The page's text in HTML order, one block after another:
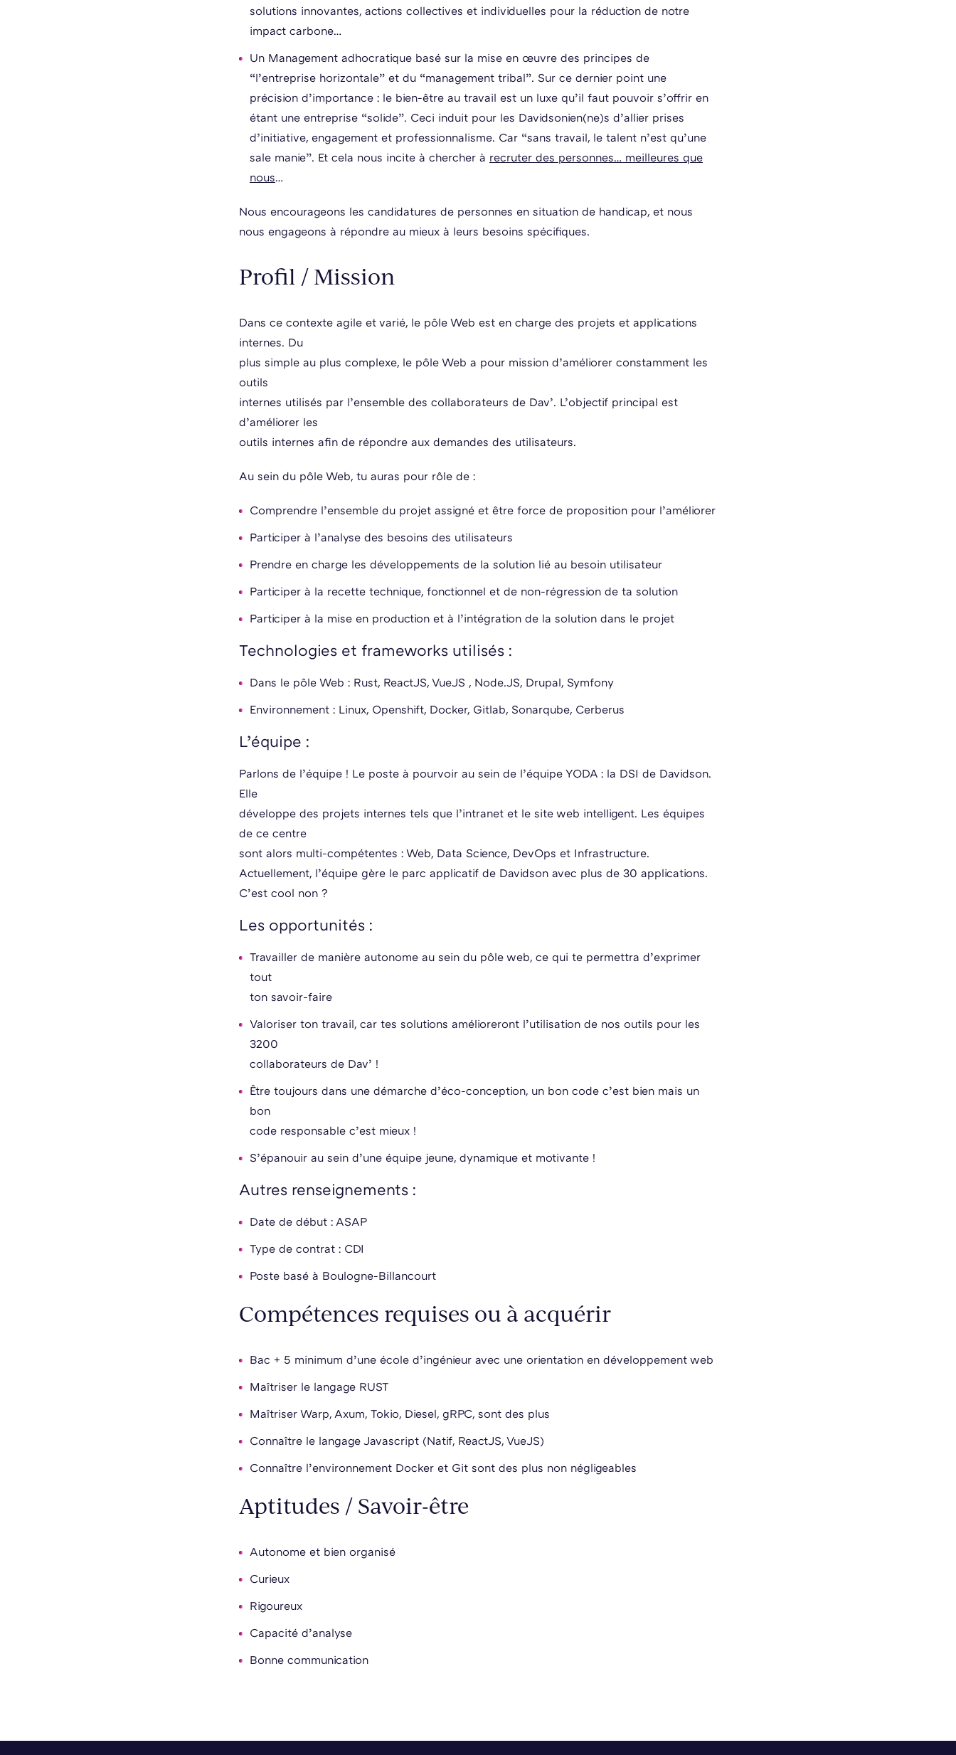
solutions innovantes, actions collectives et individuelles pour la réduction de notre
impact carbone…
Un Management adhocratique basé sur la mise en œuvre des principes de
“l’entreprise horizontale” et du “management tribal”. Sur ce dernier point une
précision d’importance : le bien-être au travail est un luxe qu’il faut pouvoir s’offrir en
étant une entreprise “solide”. Ceci induit pour les Davidsonien(ne)s d’allier prises
d’initiative, engagement et professionnalisme. Car “sans travail, le talent n’est qu’une
sale manie”. Et cela nous incite à chercher à recruter des personnes… meilleures que
nous…
Nous encourageons les candidatures de personnes en situation de handicap, et nous
nous engageons à répondre au mieux à leurs besoins spécifiques.
Profil / Mission
Dans ce contexte agile et varié, le pôle Web est en charge des projets et applications
internes. Du
plus simple au plus complexe, le pôle Web a pour mission d’améliorer constamment les
outils
internes utilisés par l’ensemble des collaborateurs de Dav’. L’objectif principal est
d’améliorer les
outils internes afin de répondre aux demandes des utilisateurs.
Au sein du pôle Web, tu auras pour rôle de :
Comprendre l’ensemble du projet assigné et être force de proposition pour l’améliorer
Participer à l’analyse des besoins des utilisateurs
Prendre en charge les développements de la solution lié au besoin utilisateur
Participer à la recette technique, fonctionnel et de non-régression de ta solution
Participer à la mise en production et à l’intégration de la solution dans le projet
Technologies et frameworks utilisés :
Dans le pôle Web : Rust, ReactJS, VueJS , Node.JS, Drupal, Symfony
Environnement : Linux, Openshift, Docker, Gitlab, Sonarqube, Cerberus
L’équipe :
Parlons de l’équipe ! Le poste à pourvoir au sein de l’équipe YODA : la DSI de Davidson.
Elle
développe des projets internes tels que l’intranet et le site web intelligent. Les équipes
de ce centre
sont alors multi-compétentes : Web, Data Science, DevOps et Infrastructure.
Actuellement, l’équipe gère le parc applicatif de Davidson avec plus de 30 applications.
C’est cool non ?
Les opportunités :
Travailler de manière autonome au sein du pôle web, ce qui te permettra d’exprimer
tout
ton savoir-faire
Valoriser ton travail, car tes solutions amélioreront l’utilisation de nos outils pour les
3200
collaborateurs de Dav’ !
Être toujours dans une démarche d’éco-conception, un bon code c’est bien mais un
bon
code responsable c’est mieux !
S’épanouir au sein d’une équipe jeune, dynamique et motivante !
Autres renseignements :
Date de début : ASAP
Type de contrat : CDI
Poste basé à Boulogne-Billancourt
Compétences requises ou à acquérir
Bac + 5 minimum d’une école d’ingénieur avec une orientation en développement web
Maîtriser le langage RUST
Maîtriser Warp, Axum, Tokio, Diesel, gRPC, sont des plus
Connaître le langage Javascript (Natif, ReactJS, VueJS)
Connaître l’environnement Docker et Git sont des plus non négligeables
Aptitudes / Savoir-être
Autonome et bien organisé
Curieux
Rigoureux
Capacité d’analyse
Bonne communication